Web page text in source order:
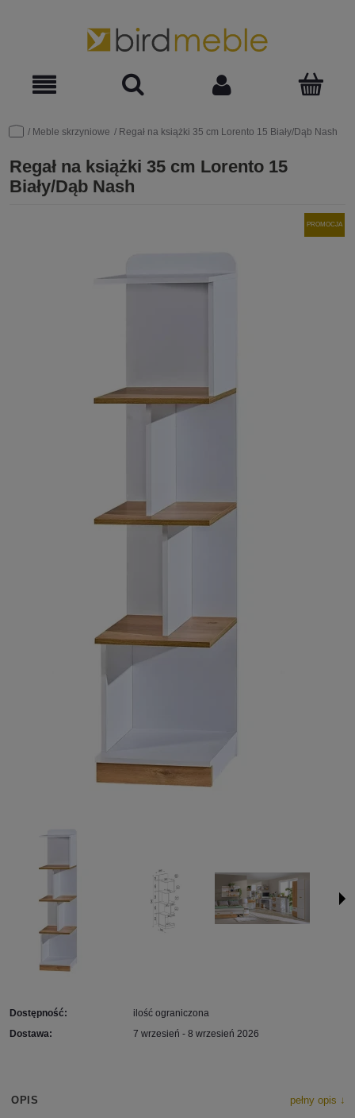
Meble skrzyniowe Regał na książki 35 cm Lorento 15 Biały/Dąb Nash
Regał na książki 35 cm Lorento 15
Biały/Dąb Nash
PROMOCJA
Dostępność:
ilość ograniczona
Dostawa:
7 wrzesień - 8 wrzesień 2026
OPIS pełny opis ↓